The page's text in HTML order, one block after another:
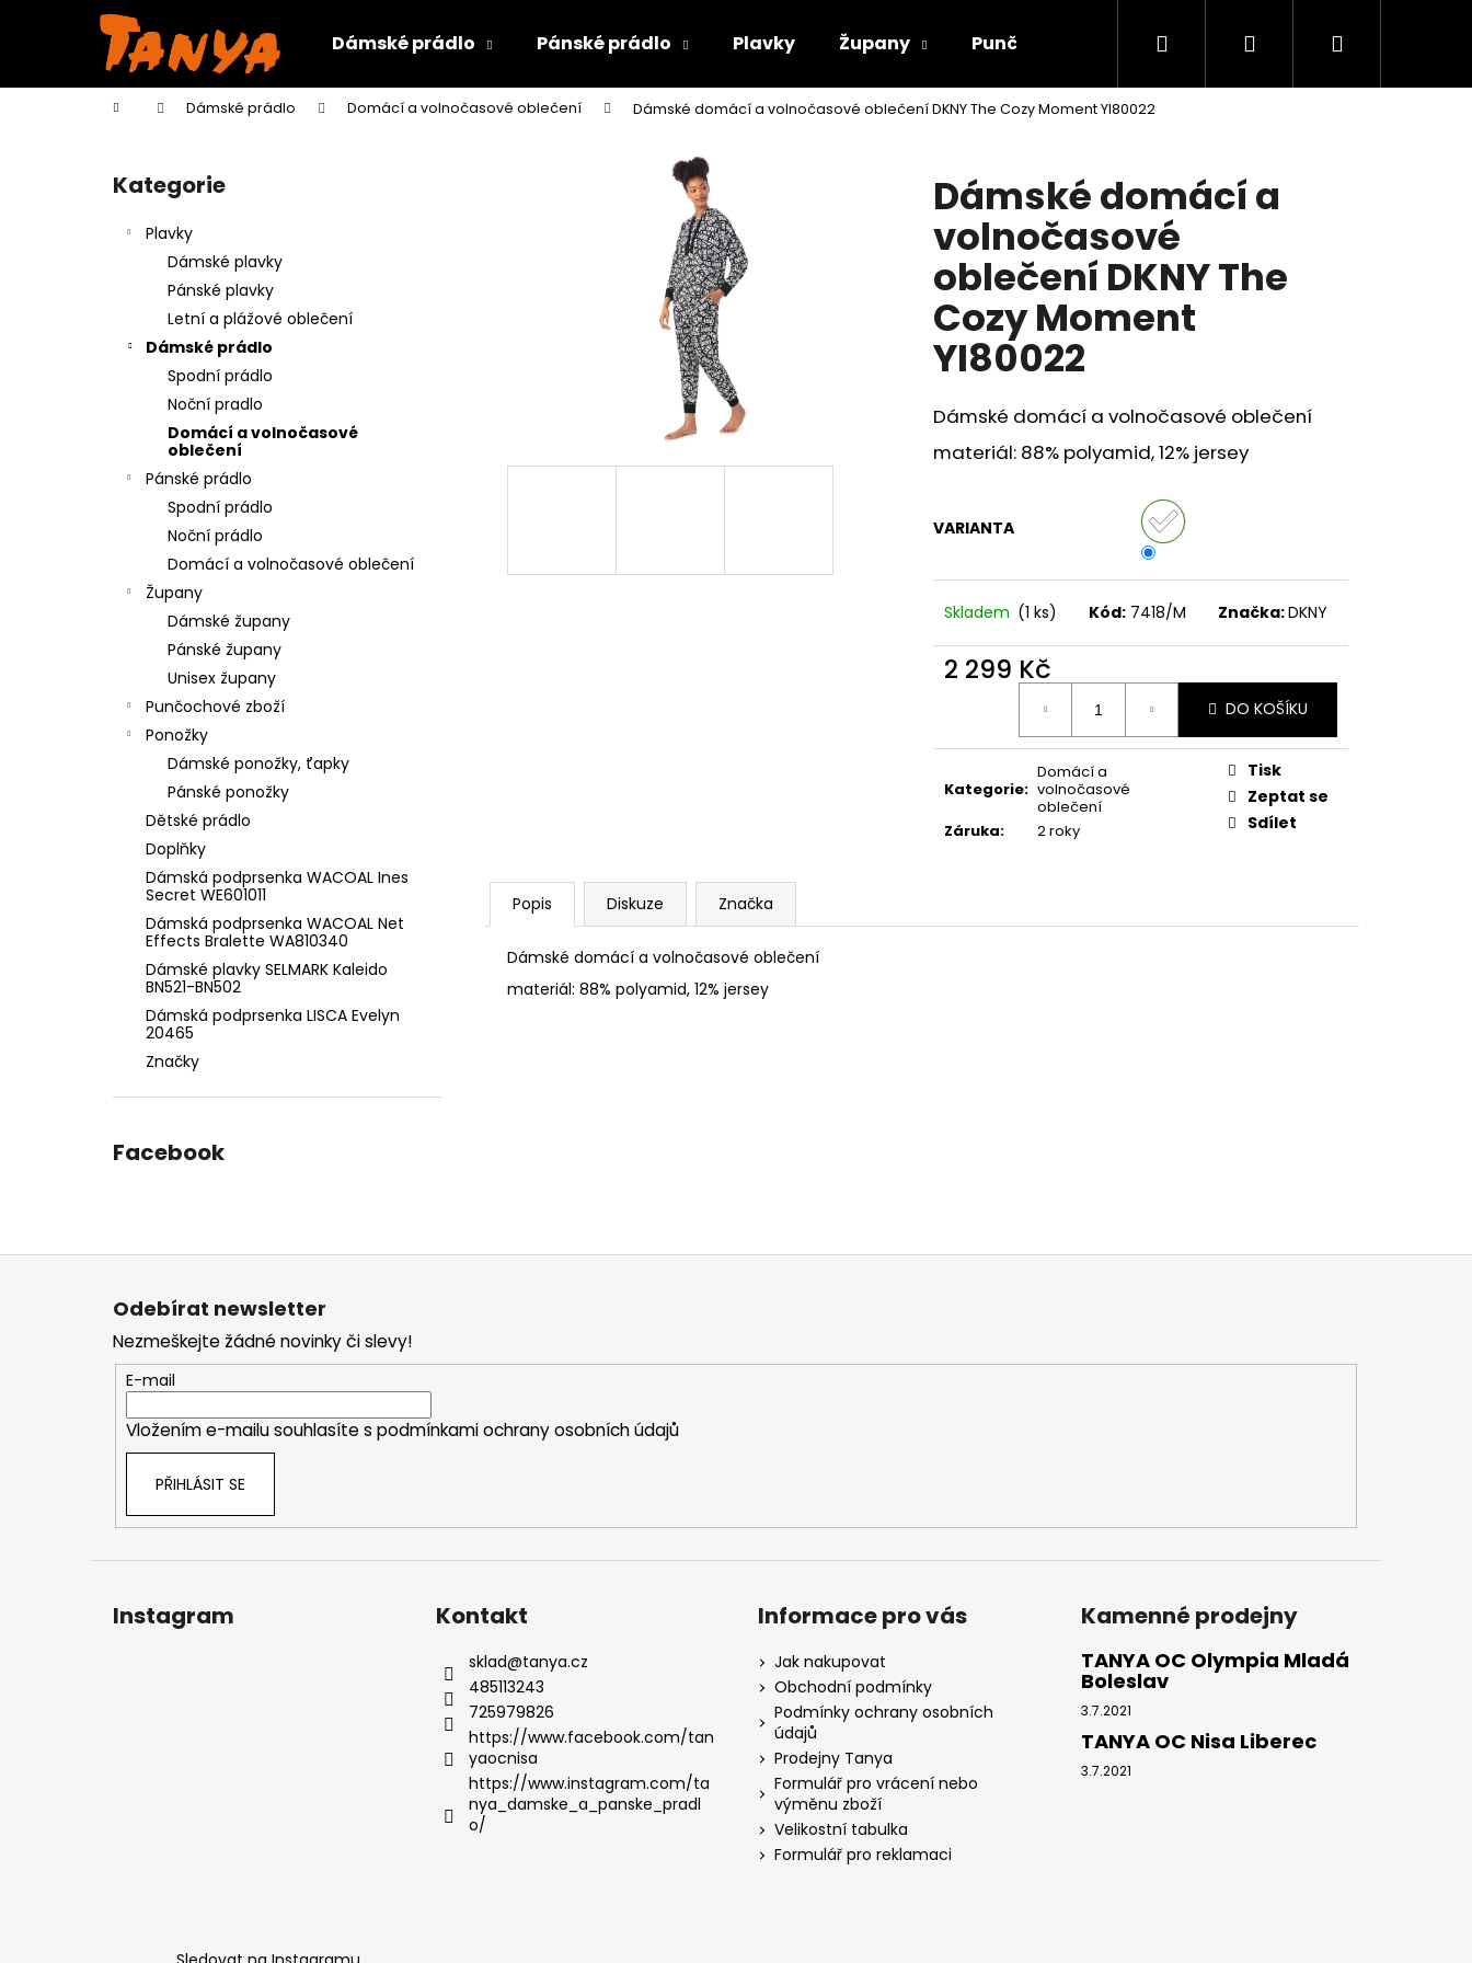
Dámské prádlo Pánské prádlo Plavky Župany Punčochové zboží Ponožky Dětské prádlo
Hledat PřihlášeníNákupní
Domů Dámské prádlo Domácí a volnočasové oblečení Dámské domácí a volnočasové oblečení DKNY The Cozy Moment YI80022
Přeskočit
kategorie
Kategorie
Plavky
Dámské plavky
Pánské plavky
Letní a plážové oblečení
Dámské prádlo
Spodní prádlo
Noční pradlo
Domácí a volnočasové
oblečení
Pánské prádlo
Spodní prádlo
Noční prádlo
Domácí a volnočasové oblečení
Župany
Dámské župany
Pánské župany
Unisex župany
Punčochové zboží
Ponožky
Dámské ponožky, ťapky
Pánské ponožky
Dětské prádlo
Doplňky
Dámská podprsenka WACOAL Ines
Secret WE601011
Dámská podprsenka WACOAL Net
Effects Bralette WA810340
Dámské plavky SELMARK Kaleido
BN521-BN502
Dámská podprsenka LISCA Evelyn
20465
Značky
Facebook
Dámské domácí a
volnočasové
oblečení DKNY The
Cozy Moment
YI80022
Dámské domácí a volnočasové oblečení
materiál: 88% polyamid, 12% jersey
VARIANTA
Skladem (1 ks) Kód: 7418/M Značka:DKNY
2 299 Kč
DO KOŠÍKU
Kategorie:
Domácí a
volnočasové
oblečení
Záruka: 2 roky
Tisk
Zeptat se
Sdílet
Popis Diskuze Značka
Dámské domácí a volnočasové oblečení
materiál: 88% polyamid, 12% jersey
í
Zpět
do
Zpět
do
Co potřebujete najít?
Doporučujeme
Z
Odebírat newsletter
Nezmeškejte žádné novinky či slevy!
E-mail
Vložením e-mailu souhlasíte s podmínkami ochrany osobních údajů
PŘIHLÁSIT SE
Instagram Kontakt
sklad@tanya.cz
485113243
725979826
https://www.facebook.com/tan
yaocnisa
https://www.instagram.com/ta
nya_damske_a_panske_pradl
o/
Informace pro vás
Jak nakupovat
Obchodní podmínky
Podmínky ochrany osobních
údajů
Prodejny Tanya
Formulář pro vrácení nebo
výměnu zboží
Velikostní tabulka
Formulář pro reklamaci
Kamenné prodejny
TANYA OC Olympia Mladá
Boleslav
3.7.2021
TANYA OC Nisa Liberec
3.7.2021